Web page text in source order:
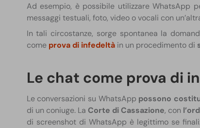
Ad esempio, è possibile utilizzare WhatsApp
messaggi testuali, foto, video o vocali con
In tali circostanze, sorge spontanea la
come prova di infedeltàin un procedimento di
Le chat come prova di
​Le conversazioni su WhatsApp possono
di un coniuge. La Corte di Cassazione, con
di screenshot di WhatsApp è legittimo se